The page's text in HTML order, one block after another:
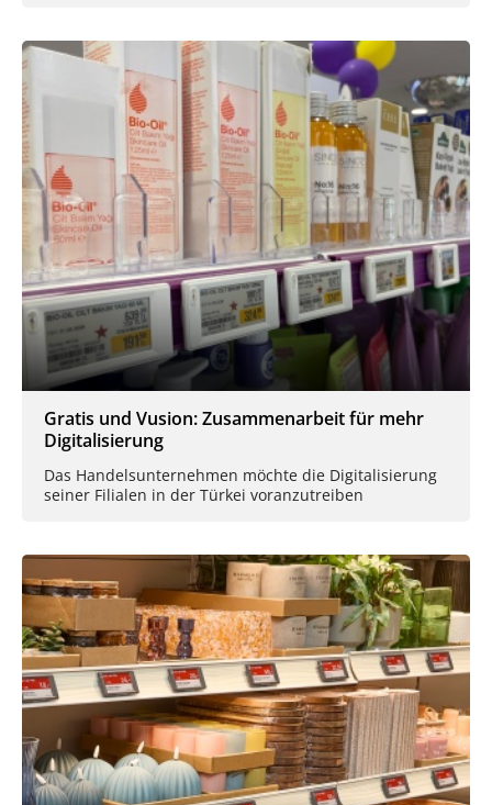
Gratis und Vusion: Zusammenarbeit für mehr
Digitalisierung
Das Handelsunternehmen möchte die Digitalisierung
seiner Filialen in der Türkei voranzutreiben